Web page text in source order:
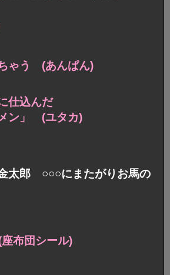
ゃう (あんぱん)
仕込んだ
メン」 (ユタカ)
太郎 ○○○にまたがりお馬の
布団シール)